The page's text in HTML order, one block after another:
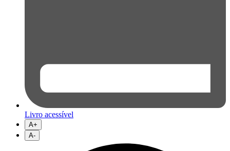
Livro acessível
A+
A-